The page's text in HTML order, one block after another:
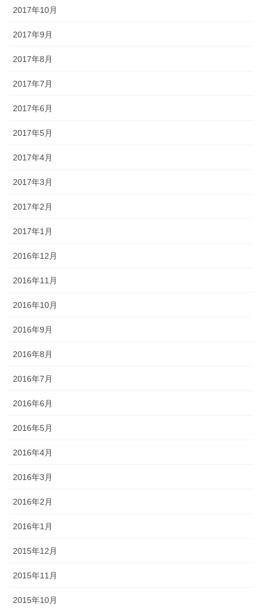
2017年10月
2017年9月
2017年8月
2017年7月
2017年6月
2017年5月
2017年4月
2017年3月
2017年2月
2017年1月
2016年12月
2016年11月
2016年10月
2016年9月
2016年8月
2016年7月
2016年6月
2016年5月
2016年4月
2016年3月
2016年2月
2016年1月
2015年12月
2015年11月
2015年10月